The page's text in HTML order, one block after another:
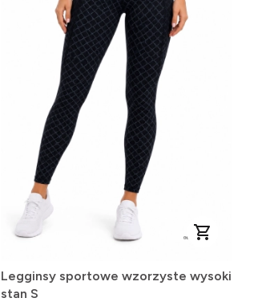
Legginsy sportowe wzorzyste wysoki
stan S